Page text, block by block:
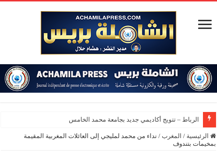
الرباط – تتويج أكاديمي جديد بجامعة محمد الخامس
الرئيسية / المغرب / نداء من محمد لمليجي إلى العائلات المغربية المقيمة
بمخيمات بتندوف